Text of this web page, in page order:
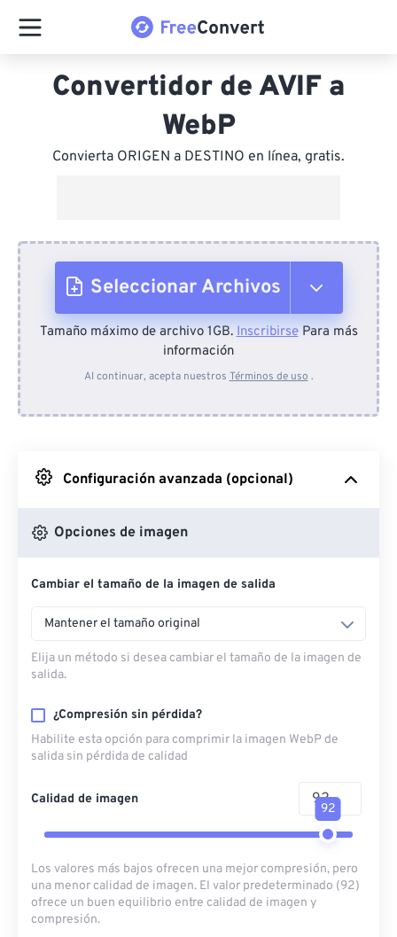
Convertidor de AVIF a
WebP
Convierta ORIGEN a DESTINO en línea, gratis.
Seleccionar Archivos
Desde el dispositivo
Desde Google Drive
Desde OneDrive
Desde URL
Tamaño máximo de archivo 1GB.InscribirsePara más
información
Al continuar, acepta nuestros Términos de uso .
Configuración avanzada (opcional)
Opciones de imagen
Cambiar el tamaño de la imagen de salida
Mantener el tamaño original
Elija un método si desea cambiar el tamaño de la imagen de
salida.
¿Compresión sin pérdida?
Habilite esta opción para comprimir la imagen WebP de
salida sin pérdida de calidad
Calidad de imagen
92
Los valores más bajos ofrecen una mejor compresión, pero
una menor calidad de imagen. El valor predeterminado (92)
ofrece un buen equilibrio entre calidad de imagen y
compresión.